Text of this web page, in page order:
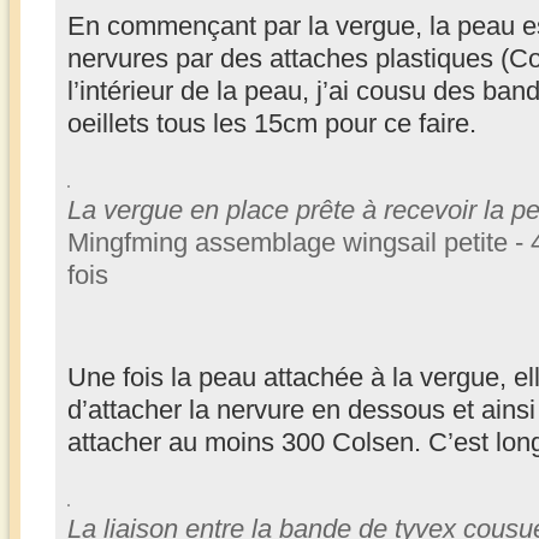
La peau entoure les nervures
Mingfming assemblage wingsail petite -
En commençant par la vergue, la peau
nervures par des attaches plastiques
oeillets tous les 15cm pour ce faire.